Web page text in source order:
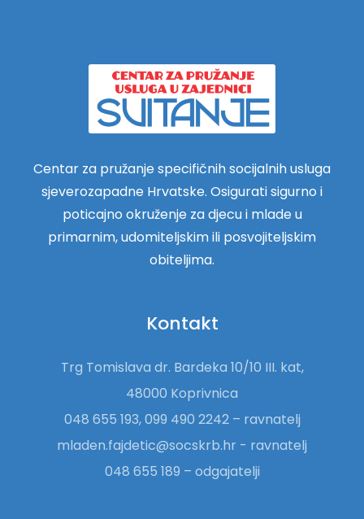
Centar za pružanje specifičnih socijalnih usluga
sjeverozapadne Hrvatske. Osigurati sigurno i
poticajno okruženje za djecu i mlade u
primarnim, udomiteljskim ili posvojiteljskim
obiteljima.
Kontakt
Trg Tomislava dr. Bardeka 10/10 III. kat,
48000 Koprivnica
048 655 193, 099 490 2242 – ravnatelj
mladen.fajdetic@socskrb.hr - ravnatelj
048 655 189 – odgajatelji